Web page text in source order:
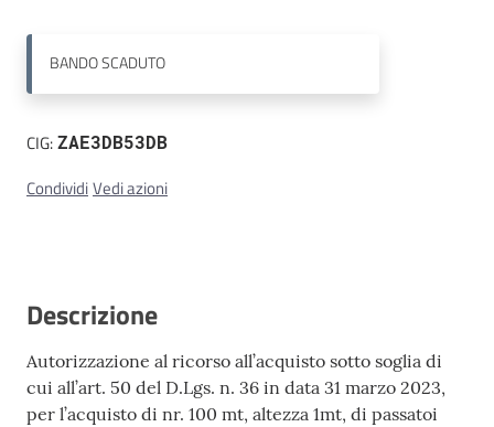
BANDOSCADUTO
CIG:ZAE3DB53DB
CondividiVedi azioni
Descrizione
Autorizzazione al ricorso all’acquisto sotto soglia di
cui all’art. 50 del D.Lgs. n. 36 in data 31 marzo 2023,
per l’acquisto di nr. 100 mt, altezza 1mt, di passatoi